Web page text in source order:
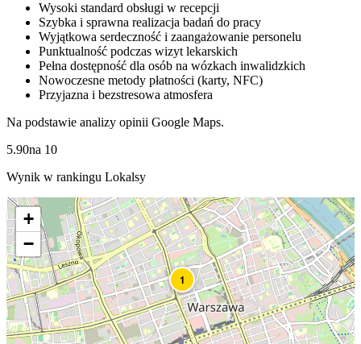
Wysoki standard obsługi w recepcji
Szybka i sprawna realizacja badań do pracy
Wyjątkowa serdeczność i zaangażowanie personelu
Punktualność podczas wizyt lekarskich
Pełna dostępność dla osób na wózkach inwalidzkich
Nowoczesne metody płatności (karty, NFC)
Przyjazna i bezstresowa atmosfera
Na podstawie analizy opinii Google Maps.
5.90na 10
Wynik w rankingu Lokalsy
1
+
−